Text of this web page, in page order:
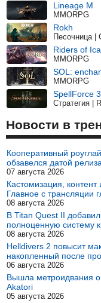
Lineage M
MMORPG
Rokh
Песочница
Riders of
MMORPG
SOL:
MMORPG
SpellForce
Стратегия |
Новости в
Кооперативный
обзавелся датой релиза
07 августа 2026
Кастомизация,
Главное с трансляции
08 августа 2026
В Titan Quest II
полноценную систему
08 августа 2026
Helldivers 2 повысит
накопленный после
06 августа 2026
Вышла метроидвания о
Akatori
05 августа 2026